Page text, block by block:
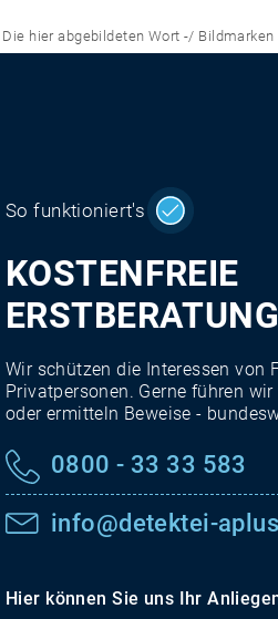
Die hier abgebildeten Wort -/
So funktioniert's
KOSTENFREIE
ERSTBERATUNG
Wir schützen die Interessen von
Privatpersonen. Gerne führen
oder ermitteln Beweise -
0800 - 33 33 583
info@detektei-
Hier können Sie uns Ihr